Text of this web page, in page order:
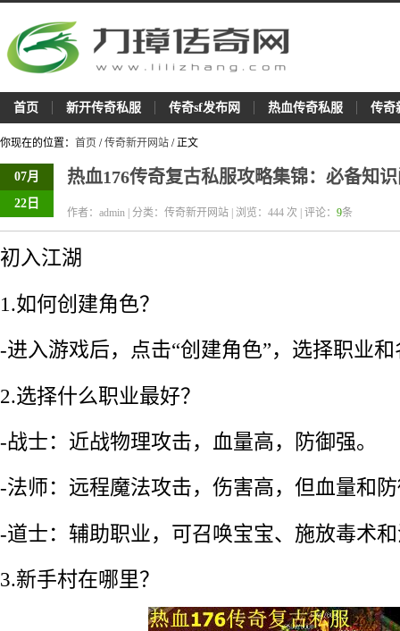
首页 新开传奇私服 传奇sf发布网 热血传奇私服 传奇
你现在的位置： 首页 /传奇新开网站 / 正文
07月
22日
热血176传奇复古私服攻略集锦：必备知
作者：admin | 分类：传奇新开网站 | 浏览： 444 次 | 评论： 9条
初入江湖
1.如何创建角色？
-进入游戏后，点击“创建角色”，选择职业
2.选择什么职业最好？
-战士：近战物理攻击，血量高，防御强。
-法师：远程魔法攻击，伤害高，但血量和
-道士：辅助职业，可召唤宝宝、施放毒术
3.新手村在哪里？